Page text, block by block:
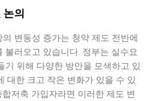
논의
변동성 증가는 청약 제도 전반에
불러오고 있습니다. 정부는 실수요
기 위해 다양한 방안을 모색하고 있
대한 크고 작은 변화가 있을 수 있
저축 가입자라면 이러한 제도 변